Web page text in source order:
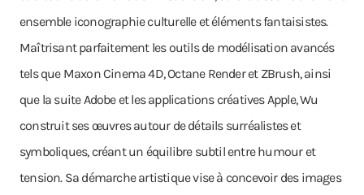
ensemble iconographie culturelle et éléments fantaisistes.
Maîtrisant parfaitement les outils de modélisation avancés
tels que Maxon Cinema 4D, Octane Render et ZBrush, ainsi
que la suite Adobe et les applications créatives Apple, Wu
construit ses œuvres autour de détails surréalistes et
symboliques, créant un équilibre subtil entre humour et
tension. Sa démarche artistique vise à concevoir des images